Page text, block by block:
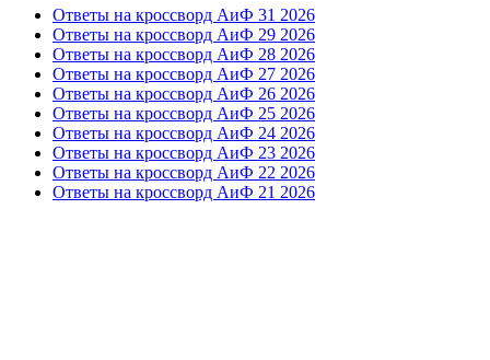
Ответы на кроссворд АиФ 31 2026
Ответы на кроссворд АиФ 29 2026
Ответы на кроссворд АиФ 28 2026
Ответы на кроссворд АиФ 27 2026
Ответы на кроссворд АиФ 26 2026
Ответы на кроссворд АиФ 25 2026
Ответы на кроссворд АиФ 24 2026
Ответы на кроссворд АиФ 23 2026
Ответы на кроссворд АиФ 22 2026
Ответы на кроссворд АиФ 21 2026